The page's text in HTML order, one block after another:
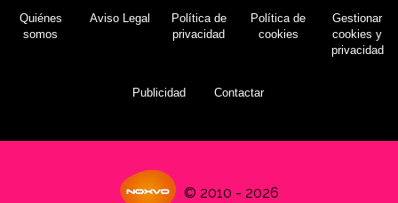
Quiénes
somos
Aviso Legal
Política de
privacidad
Política de
cookies
Gestionar
cookies y
privacidad
Publicidad Contactar
© 2010 - 2026